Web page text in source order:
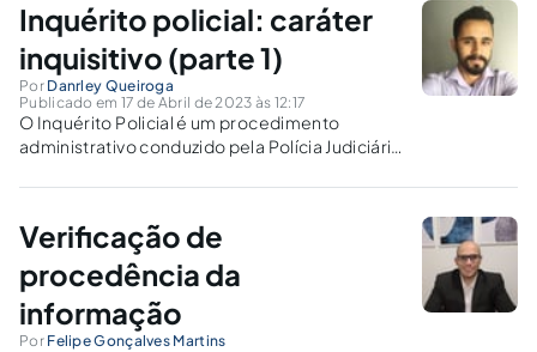
Inquérito policial: caráter
inquisitivo (parte 1)
Por Danrley Queiroga
Publicado em 17 de Abril de 2023 às 12:17
O Inquérito Policial é um procedimento
administrativo conduzido pela Polícia Judiciária
penal e sua autoria. É inquisitivo e não exige
Verificação de
procedência da
informação
Por Felipe Gonçalves Martins